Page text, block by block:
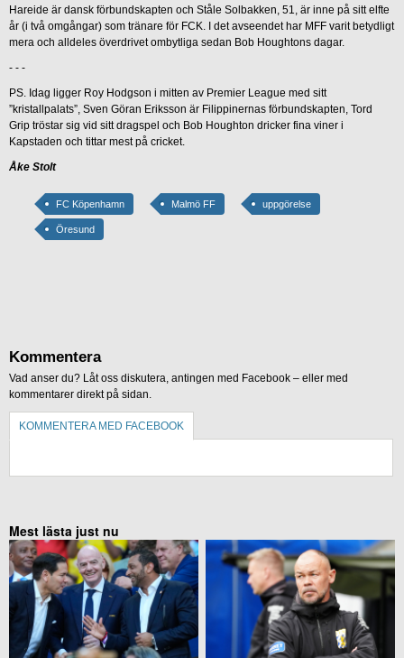
Hareide är dansk förbundskapten och Ståle Solbakken, 51, är inne på sitt elfte
år (i två omgångar) som tränare för FCK. I det avseendet har MFF varit betydligt
mera och alldeles överdrivet ombytliga sedan Bob Houghtons dagar.
- - -
PS. Idag ligger Roy Hodgson i mitten av Premier League med sitt
”kristallpalats”, Sven Göran Eriksson är Filippinernas förbundskapten, Tord
Grip tröstar sig vid sitt dragspel och Bob Houghton dricker fina viner i
Kapstaden och tittar mest på cricket.
Åke Stolt
FC Köpenhamn Malmö FF uppgörelse
Öresund
Kommentera
Vad anser du? Låt oss diskutera, antingen med Facebook – eller med
kommentarer direkt på sidan.
KOMMENTERA MED FACEBOOK
Mest lästa just nu